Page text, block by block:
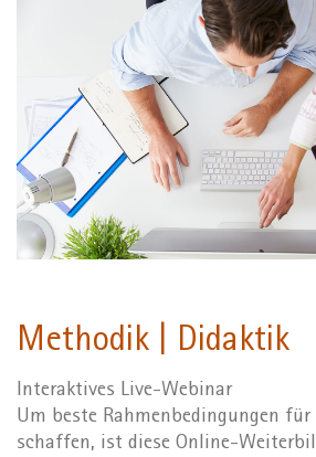
Methodik | Didaktik
Interaktives Live-Webinar
Um beste Rahmenbedingungen für
schaffen, ist diese Online-